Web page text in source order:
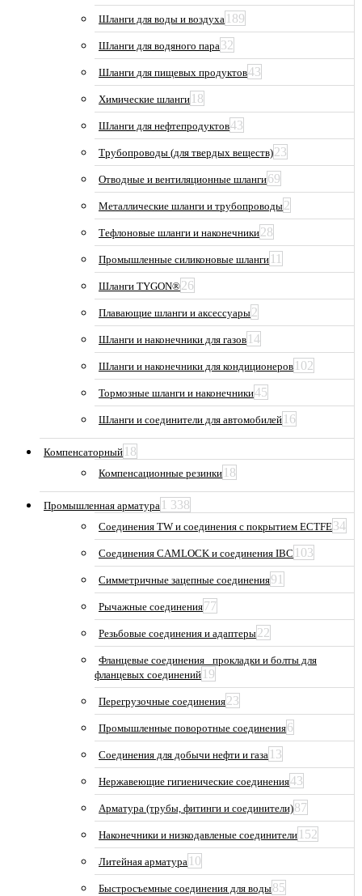
Шланги для воды и воздуха 189
Шланги для водяного пара32
Шланги для пищевых продуктов43
Химические шланги 18
Шланги для нефтепродуктов43
Трубопроводы (для твердых веществ)23
Отводные и вентиляционные шланги69
Металлические шланги и трубопроводы2
Тефлоновые шланги и наконечники28
Промышленные силиконовые шланги 11
Шланги TYGON®26
Плавающие шланги и аксессуары2
Шланги и наконечники для газов 14
Шланги и наконечники для кондиционеров 102
Тормозные шланги и наконечники45
Шланги и соединители для автомобилей 16
Компенсаторный 18
Компенсационные резинки 18
Промышленная арматура 1 338
Соединения TW и соединения с покрытием ECTFE34
Соединения CAMLOCK и соединения IBC 103
Симметричные зацепные соединения91
Рычажные соединения77
Резьбовые соединения и адаптеры22
Фланцевые соединения_ прокладки и болты для
фланцевых соединений 19
Перегрузочные соединения23
Промышленные поворотные соединения6
Соединения для добычи нефти и газа 13
Нержавеющие гигиенические соединения43
Арматура (трубы, фитинги и соединители)87
Наконечники и низкодавленые соединители 152
Литейная арматура 10
Быстросъемные соединения для воды85